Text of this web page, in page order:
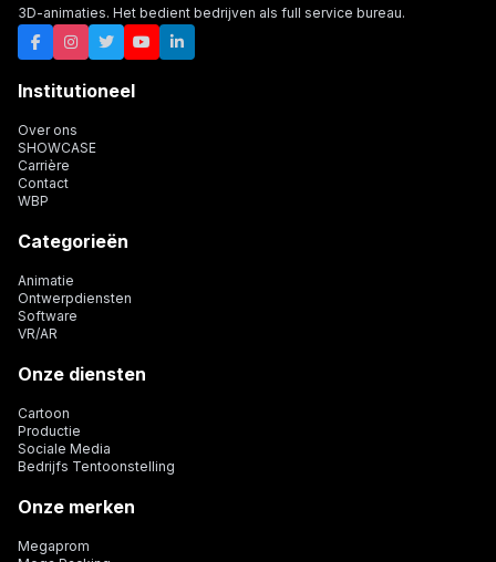
3D-animaties. Het bedient bedrijven als full service bureau.
Institutioneel
Over ons
SHOWCASE
Carrière
Contact
WBP
Categorieën
Animatie
Ontwerpdiensten
Software
VR/AR
Onze diensten
Cartoon
Productie
Sociale Media
Bedrijfs Tentoonstelling
Onze merken
Megaprom